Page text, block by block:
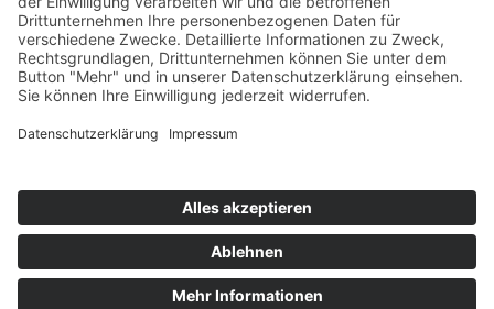
Startaufstellung Rennen 2
Ergebnis Rennen 2
Original Zeitnahme
Rundentabelle Rennen 2
Bericht Rennen 2
Impressum
Jahrbuch
Cookie-Einstellungen